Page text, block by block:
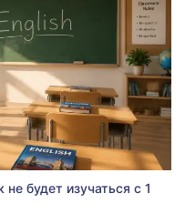
будет изучаться с 1